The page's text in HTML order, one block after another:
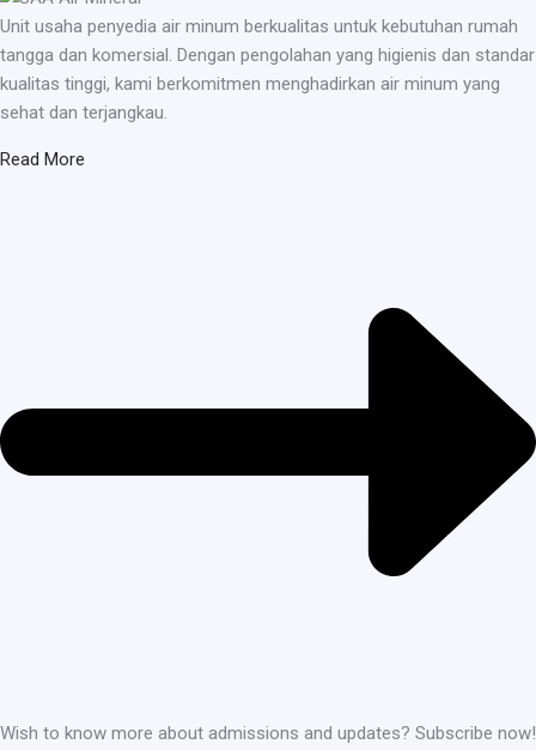
Unit usaha penyedia air minum berkualitas untuk kebutuhan rumah
tangga dan komersial. Dengan pengolahan yang higienis dan standar
kualitas tinggi, kami berkomitmen menghadirkan air minum yang
sehat dan terjangkau.
Read More
Wish to know more about admissions and updates? Subscribe now!